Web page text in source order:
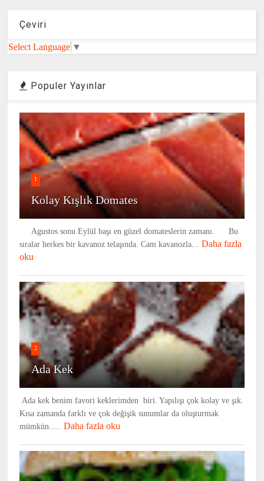
Çeviri
Select Language ▼
Populer Yayınlar
1
Kolay Kışlık Domates
Agustos sonu Eylül başı en güzel domateslerin zamanı. Bu
sıralar herkes bir kavanoz telaşında. Cam kavanozla...
Daha fazla
oku
2
Ada Kek
Ada kek benim favori keklerimden biri. Yapılışı çok kolay ve şık.
Kısa zamanda farklı ve çok değişik sunumlar da oluşturmak
mümkün.....
Daha fazla oku